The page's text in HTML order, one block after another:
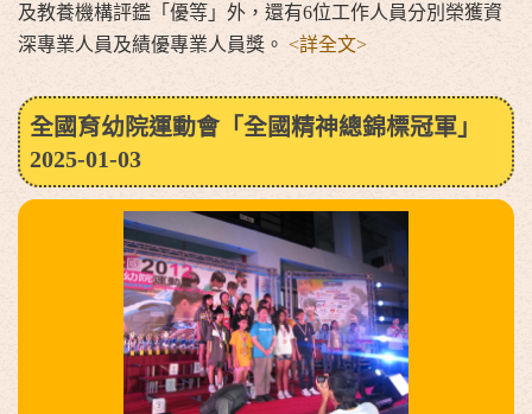
及教養機構評鑑「優等」外，還有6位工作人員分別榮獲資
深專業人員及績優專業人員獎。 <詳全文>
全國育幼院運動會「全國精神總錦標冠軍」
2025-01-03